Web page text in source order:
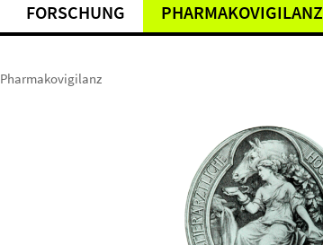
FORSCHUNG PHARMAKOVIGILANZ
Pharmakovigilanz